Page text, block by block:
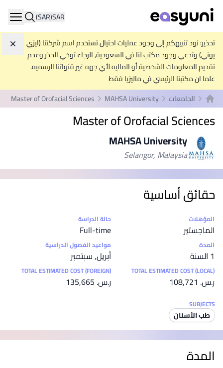
SAR
(SAR)
تحذير: نود تنبيهكم إلى وجود عمليات احتيال تستخدم اسم شركتنا (ايزي
يوني) وتدعي وجود مكتب لنا في السعودية, الرجاء توخي الحذر وعدم
تقديم المعلومات الشخصية أو الماليه لأي جهه غير قنواتنا الرسميه.
علما ان مكتبنا الرئيسي في ماليزيا فقط
الصفحة الرئيسية
الجامعات MAHSA University
Master of Orofacial Sciences
Master of Orofacial Sciences
MAHSA University
Selangor, Malaysia
حقائق أساسية
إحصائيات
المؤهلات
الماجستير
حالة الدراسة
Full-time
المدة
1 السنة
مواعيد الفصول الدراسية
أبريل, سبتمبر
TOTAL ESTIMATED COST (LOCAL)
ر.س.‏ 108,721
TOTAL ESTIMATED COST (FOREIGN)
ر.س.‏ 135,665
SUBJECTS
طب الأسنان
المدة